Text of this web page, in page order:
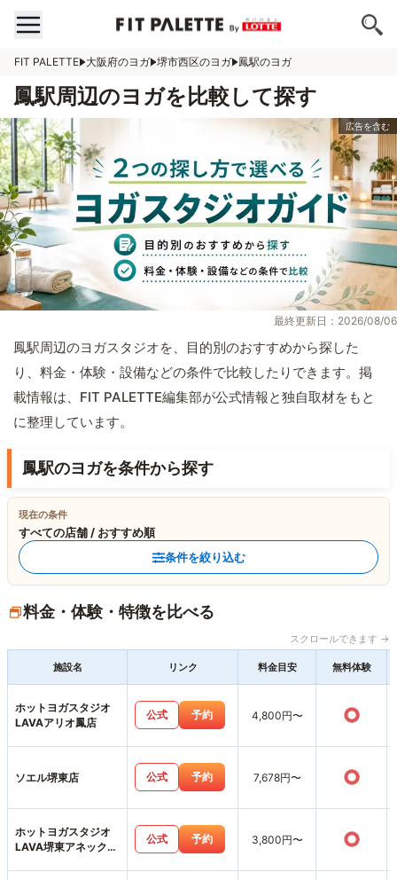
FIT PALETTE 大阪府のヨガ 堺市西区のヨガ 鳳駅のヨガ
鳳駅周辺のヨガを比較して探す
最終更新日：2026/08/06
鳳駅周辺のヨガスタジオを、目的別のおすすめから探した
り、料金・体験・設備などの条件で比較したりできます。掲
載情報は、FIT PALETTE編集部が公式情報と独自取材をもと
に整理しています。
鳳駅のヨガを条件から探す
現在の条件
すべての店舗 / おすすめ順
条件を絞り込む
料金・体験・特徴を比べる
スクロールできます →
施設名 リンク 料金目安 無料体験
ホットヨガスタジオ
LAVAアリオ鳳店
公式 予約 4,800円〜 ○
ソエル堺東店 公式 予約 7,678円〜 ○
ホットヨガスタジオ
LAVA堺東アネックス
公式 予約 3,800円〜 ○